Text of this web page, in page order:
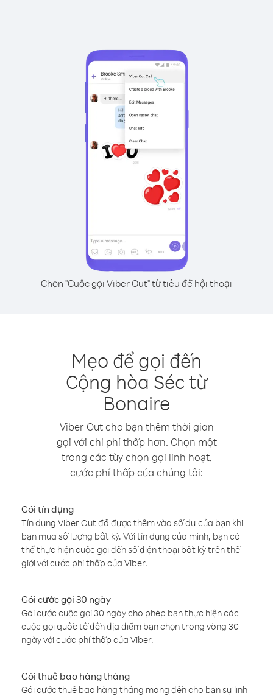
Chọn "Cuộc gọi Viber Out" từ tiêu đề hội thoại
Mẹo để gọi đến
Cộng hòa Séc từ
Bonaire
Viber Out cho bạn thêm thời gian
gọi với chi phí thấp hơn. Chọn một
trong các tùy chọn gọi linh hoạt,
cước phí thấp của chúng tôi:
Gói tín dụng
Tín dụng Viber Out đã được thêm vào số dư của bạn khi
bạn mua số lượng bất kỳ. Với tín dụng của mình, bạn có
thể thực hiện cuộc gọi đến số điện thoại bất kỳ trên thế
giới với cước phí thấp của Viber.
Gói cước gọi 30 ngày
Gói cước cuộc gọi 30 ngày cho phép bạn thực hiện các
cuộc gọi quốc tế đến địa điểm bạn chọn trong vòng 30
ngày với cước phí thấp của Viber.
Gói thuê bao hàng tháng
Gói cước thuê bao hàng tháng mang đến cho bạn sự linh